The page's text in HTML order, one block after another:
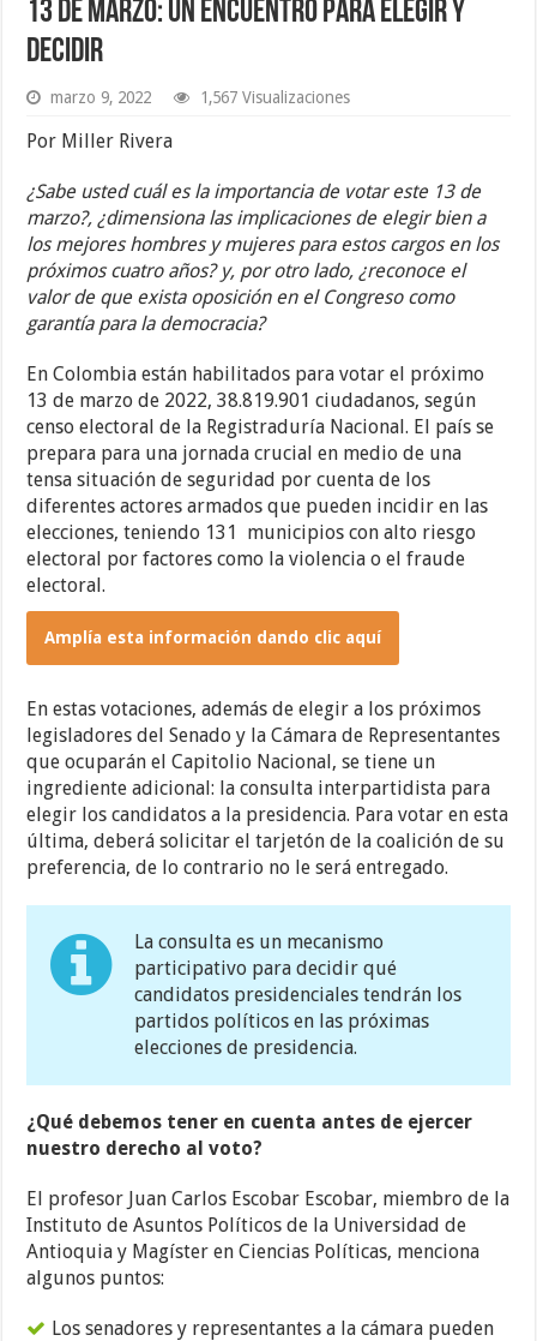
13 de marzo: un encuentro para elegir y
decidir
marzo 9, 2022 1,567 Visualizaciones
Por Miller Rivera
¿Sabe usted cuál es la importancia de votar este 13 de
marzo?, ¿dimensiona las implicaciones de elegir bien a
los mejores hombres y mujeres para estos cargos en los
próximos cuatro años? y, por otro lado, ¿reconoceel
valor de que exista oposición en el Congreso como
garantía para la democracia?
En Colombia están habilitados para votar el próximo
13 de marzo de 2022, 38.819.901 ciudadanos, según
censo electoral de la Registraduría Nacional. El país se
prepara para una jornada crucial en medio de una
tensa situación de seguridad por cuenta de los
diferentes actores armados que pueden incidir en las
elecciones, teniendo 131 municipios con alto riesgo
electoral por factores como la violencia o el fraude
electoral.
Amplía esta información dando clic aquí
En estas votaciones, además de elegir a los próximos
legisladores del Senado y la Cámara de Representantes
que ocuparán el Capitolio Nacional, se tiene un
ingrediente adicional: la consulta interpartidista para
elegir los candidatos a la presidencia. Para votar en esta
última, deberá solicitar el tarjetón de la coalición de su
preferencia, de lo contrario no le será entregado.
La consulta es un mecanismo
participativo para decidir qué
candidatos presidenciales tendrán los
partidos políticos en las próximas
elecciones de presidencia.
¿Qué debemos tener en cuenta antes de ejercer
nuestro derecho al voto?
El profesor Juan Carlos Escobar Escobar, miembro de la
Instituto de Asuntos Políticos de la Universidad de
Antioquia y Magíster en Ciencias Políticas, menciona
algunos puntos:
Los senadores y representantes a la cámara pueden